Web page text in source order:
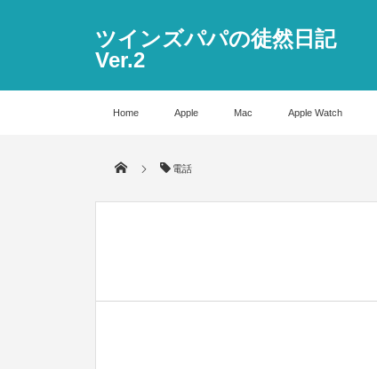
ツインズパパの徒然日記
Ver.2
Home Apple Mac Apple Watch
電話